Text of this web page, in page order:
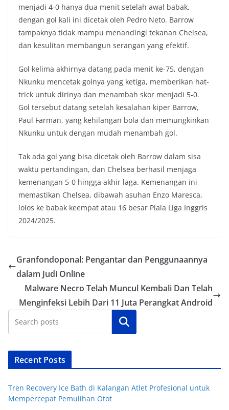
menjadi 4-0 hanya dua menit setelah awal babak,
dengan gol kali ini dicetak oleh Pedro Neto. Barrow
tampaknya tidak mampu menandingi tekanan Chelsea,
dan kesulitan membangun serangan yang efektif.
Gol kelima akhirnya datang pada menit ke-75, dengan
Nkunku mencetak golnya yang ketiga, memberikan hat-
trick untuk dirinya dan menambah skor menjadi 5-0.
Gol tersebut datang setelah kesalahan kiper Barrow,
Paul Farman, yang kehilangan bola dan memungkinkan
Nkunku untuk dengan mudah menambah gol.
Tak ada gol yang bisa dicetak oleh Barrow dalam sisa
waktu pertandingan, dan Chelsea berhasil menjaga
kemenangan 5-0 hingga akhir laga. Kemenangan ini
memastikan Chelsea, dibawah asuhan Enzo Maresca,
lolos ke babak keempat atau 16 besar Piala Liga Inggris
2024/2025.
Granfondoponal: Pengantar dan Penggunaannya
dalam Judi Online
Malware Necro Telah Muncul Kembali Dan Telah
Menginfeksi Lebih Dari 11 Juta Perangkat Android
Cari
Recent Posts
Tren Recovery Ice Bath di Kalangan Atlet Profesional untuk
Mempercepat Pemulihan Otot